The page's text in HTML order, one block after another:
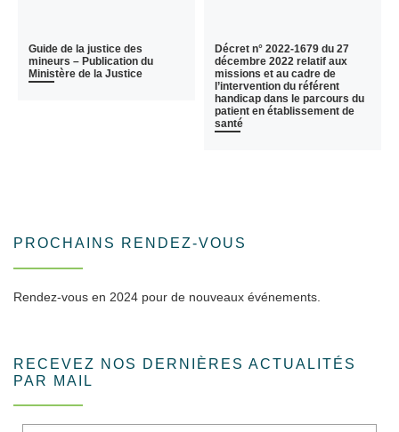
Guide de la justice des
mineurs – Publication du
Ministère de la Justice
Décret n° 2022-1679 du 27
décembre 2022 relatif aux
missions et au cadre de
l’intervention du référent
handicap dans le parcours du
patient en établissement de
santé
PROCHAINS RENDEZ-VOUS
Rendez-vous en 2024 pour de nouveaux événements.
RECEVEZ NOS DERNIÈRES ACTUALITÉS
PAR MAIL